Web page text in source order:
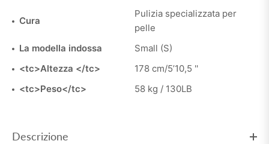
Cura
Pulizia specializzata per
pelle
La modella indossa
Small (S)
<tc>Altezza </tc>
178 cm/5’10,5 ''
<tc>Peso</tc>
58 kg / 130LB
Descrizione